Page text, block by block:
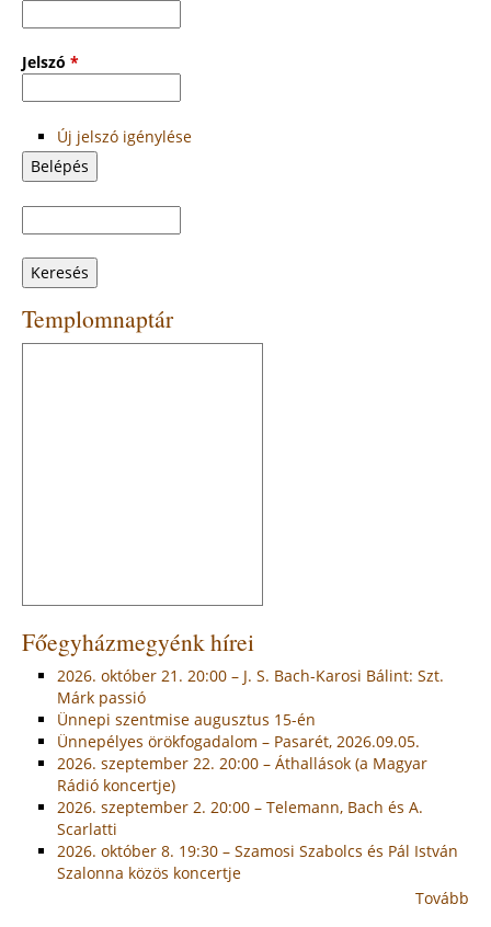
Jelszó *
Új jelszó igénylése
Keresés
űrlap
Templomnaptár
Főegyházmegyénk hírei
2026. október 21. 20:00 – J. S. Bach-Karosi Bálint: Szt.
Márk passió
Ünnepi szentmise augusztus 15-én
Ünnepélyes örökfogadalom – Pasarét, 2026.09.05.
2026. szeptember 22. 20:00 – Áthallások (a Magyar
Rádió koncertje)
2026. szeptember 2. 20:00 – Telemann, Bach és A.
Scarlatti
2026. október 8. 19:30 – Szamosi Szabolcs és Pál István
Szalonna közös koncertje
Tovább